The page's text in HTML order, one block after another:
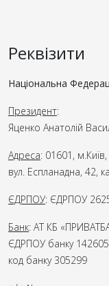
Реквізити
Національна
Президент:
Яценко Анатолій
Адреса: 01601, м.Київ,
вул. Еспланадна, 42,
ЄДРПОУ: ЄДРПОУ
Банк: АТ КБ
ЄДРПОУ банку
код банку 305299